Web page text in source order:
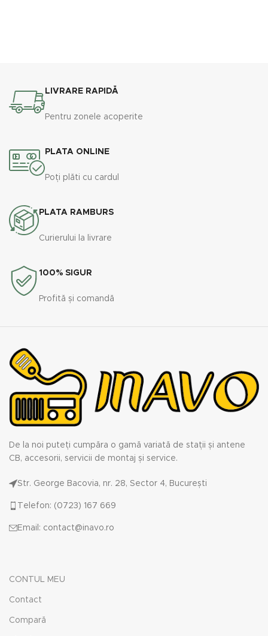
LIVRARE RAPIDĂ
Pentru zonele acoperite
PLATA ONLINE
Poți plăti cu cardul
PLATA RAMBURS
Curierului la livrare
100% SIGUR
Profită și comandă
De la noi puteți cumpăra o gamă variată de stații și antene
CB, accesorii, servicii de montaj și service.
Str. George Bacovia, nr. 28, Sector 4, București
Telefon: (0723) 167 669
Email: contact@inavo.ro
CONTUL MEU
Contact
Compară